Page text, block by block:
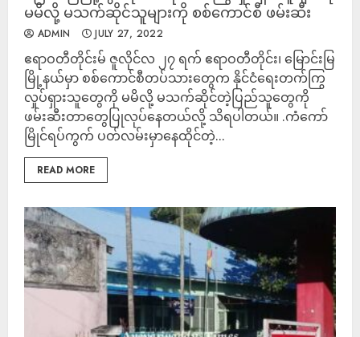
မမိလို့ မသက်ဆိုင်သူများကို စစ်ကောင်စီ ဖမ်းဆီး
ADMIN JULY 27, 2022
ဧရာဝတီတိုင်းမ် ဇူလိုင်လ ၂၇ ရက် ဧရာဝတီတိုင်း၊ မြောင်းမြ
မြို့နယ်မှာ စစ်ကောင်စီတပ်သားတွေက နိုင်ငံရေးတက်ကြွ
လှုပ်ရှားသူတွေကို မမိလို့ မသက်ဆိုင်တဲ့ပြည်သူတွေကို
ဖမ်းဆီးတာတွေပြုလုပ်နေတယ်လို့ သိရပါတယ်။ .ကံကော်
မြိုင်ရပ်ကွက် ပတ်လမ်းမှာနေထိုင်တဲ့...
READ MORE